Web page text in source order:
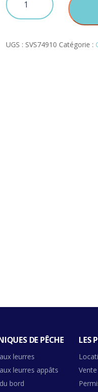
de
SGS2
MF
UGS : SVS74910 Catégorie :
DE PÊCHE
leurres
leurres appâts
bord
LES